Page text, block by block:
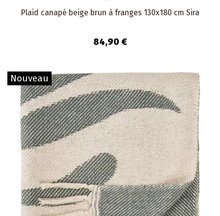
Plaid canapé beige brun à franges 130x180 cm Sira
84,90 €
Nouveau